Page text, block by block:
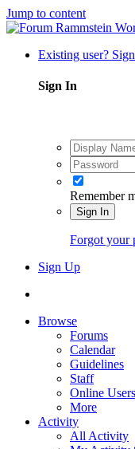
Jump to content
Existing user?
Sign In
Remember
Sign In
Forgot your
Sign Up
Browse
Forums
Calendar
Guidelines
Staff
Online Users
More
Activity
All Activity